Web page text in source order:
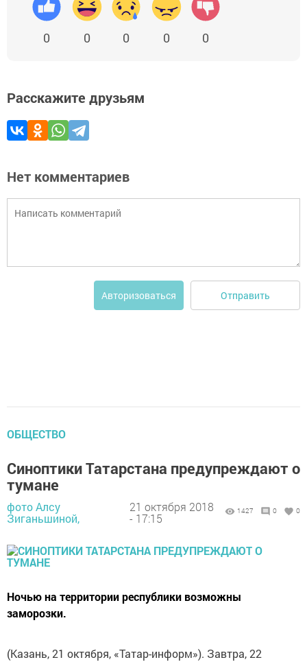
0 0 0 0 0
Расскажите друзьям
Нет комментариев
Авторизоваться Отправить
ОБЩЕСТВО
Синоптики Татарстана предупреждают о
тумане
фото Алсу
Зиганьшиной,
21 октября 2018
- 17:15
1427 0 0
Ночью на территории республики возможны
заморозки.
(Казань, 21 октября, «Татар-информ»). Завтра, 22